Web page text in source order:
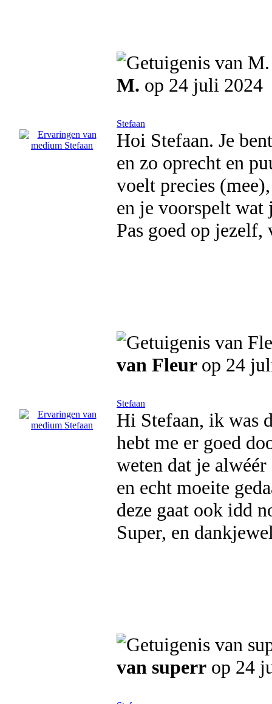
M. op 24 juli 2024
Stefaan
Hoi Stefaan. Je
en zo oprecht en
voelt precies
en je voorspelt wat
Pas goed op
van Fleur op 24
Stefaan
Hi Stefaan, ik was
hebt me er goed
weten dat je
en echt moeite
deze gaat ook idd
Super, en
van superr op 24